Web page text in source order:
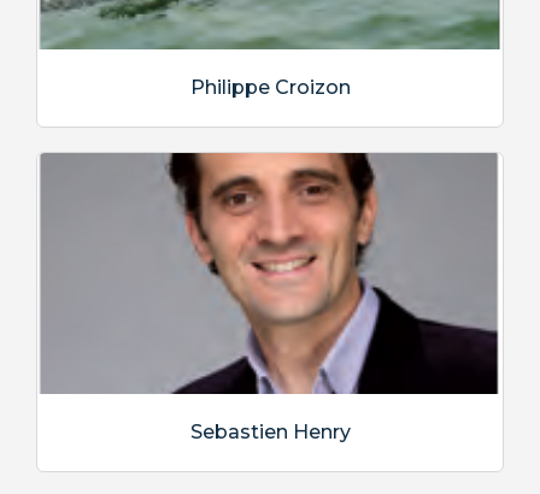
Philippe Croizon
Sebastien Henry